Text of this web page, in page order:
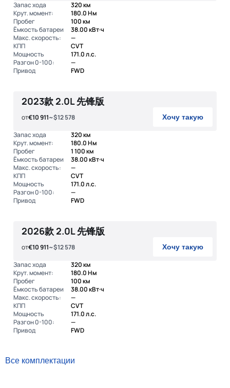
Запас хода
320 км
Крут. момент:
180.0 Нм
Пробег
100 км
Ёмкость батареи
38.00 кВт·ч
Макс. скорость:
—
КПП
CVT
Мощность
171.0 л.с.
Разгон 0-100:
—
Привод
FWD
2023款 2.0L 先锋版
от€10 911~$12 578 Хочу такую
Запас хода
320 км
Крут. момент:
180.0 Нм
Пробег
1 100 км
Ёмкость батареи
38.00 кВт·ч
Макс. скорость:
—
КПП
CVT
Мощность
171.0 л.с.
Разгон 0-100:
—
Привод
FWD
2026款 2.0L 先锋版
от€10 911~$12 578 Хочу такую
Запас хода
320 км
Крут. момент:
180.0 Нм
Пробег
100 км
Ёмкость батареи
38.00 кВт·ч
Макс. скорость:
—
КПП
CVT
Мощность
171.0 л.с.
Разгон 0-100:
—
Привод
FWD
Все комплектации